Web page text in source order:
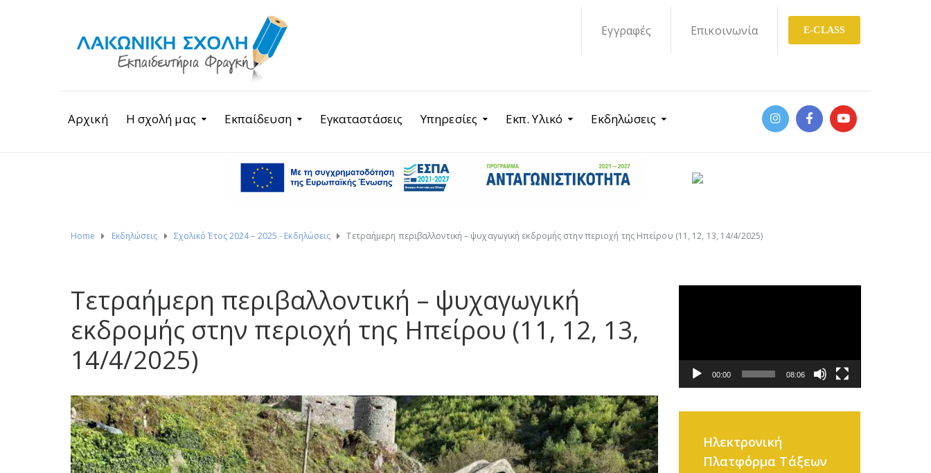
E-CLASS
Εγγραφές Επικοινωνία
Αρχική Η σχολή μας Εκπαίδευση Εγκαταστάσεις Υπηρεσίες Εκπ. Υλικό Εκδηλώσεις
Home Εκδηλώσεις Σχολικό Έτος 2024 – 2025 - Εκδηλώσεις Τετραήμερη περιβαλλοντική – ψυχαγωγική εκδρομής στην περιοχή της Ηπείρου (11, 12, 13, 14/4/2025)
Τετραήμερη περιβαλλοντική – ψυχαγωγική
εκδρομής στην περιοχή της Ηπείρου (11, 12, 13,
14/4/2025)
00:00 08:06
Ηλεκτρονική
Πλατφόρμα Τάξεων